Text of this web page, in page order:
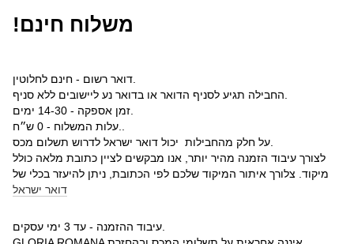
!משלוח חינם
לצורך עיבוד הזמנה מהיר יותר, אנו מבקשים לציין כתובת מלאה כולל
מיקוד. צלורך איתור המיקוד שלכם לפי הכתובת, ניתן להיעזר בכלי של
דואר ישראל